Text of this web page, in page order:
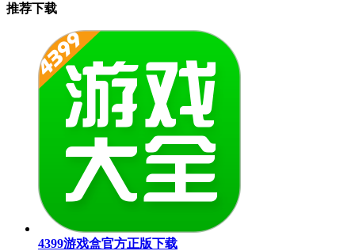
推荐下载
4399游戏盒官方正版下载